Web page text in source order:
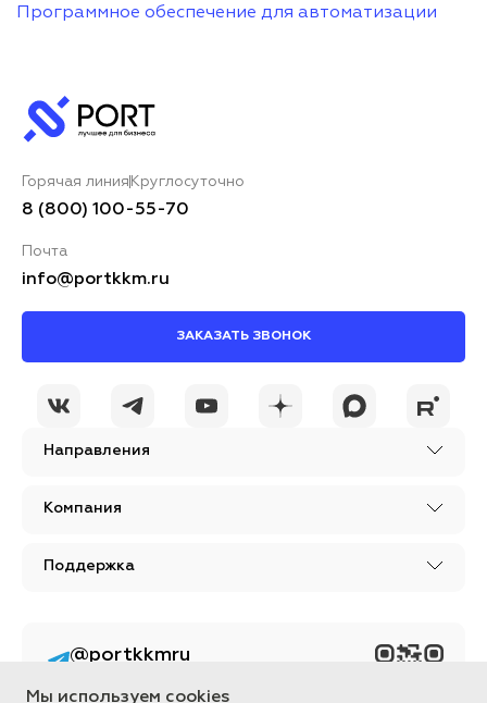
Программное обеспечение для автоматизации
Направления
Компания
Поддержка
Горячая линия Круглосуточно
8 (800) 100-55-70
Почта
info@portkkm.ru
ЗАКАЗАТЬ ЗВОНОК
@portkkmru
Мы используем cookies